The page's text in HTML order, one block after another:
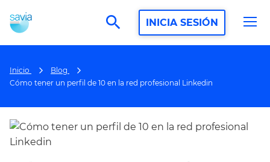
search INICIA SESIÓN
Inicio
Blog
Cómo tener un perfil de 10 en la red profesional Linkedin